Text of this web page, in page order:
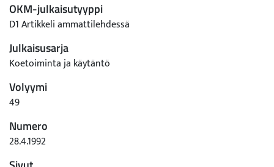
OKM-julkaisutyyppi
D1 Artikkeli ammattilehdessä
Julkaisusarja
Koetoiminta ja käytäntö
Volyymi
49
Numero
28.4.1992